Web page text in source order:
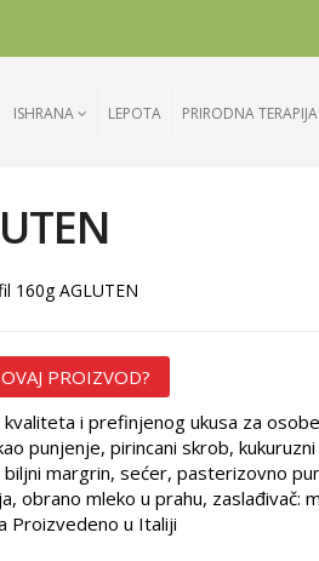
ISHRANA LEPOTA PRIRODNA TERAPIJA
160g AGLUTEN
PROIZVOD?
kvaliteta i prefinjenog ukusa za
punjenje, pirincani skrob,
margrin, sećer, pasterizovno
obrano mleko u prahu, zaslađivač:
Proizvedeno u Italiji